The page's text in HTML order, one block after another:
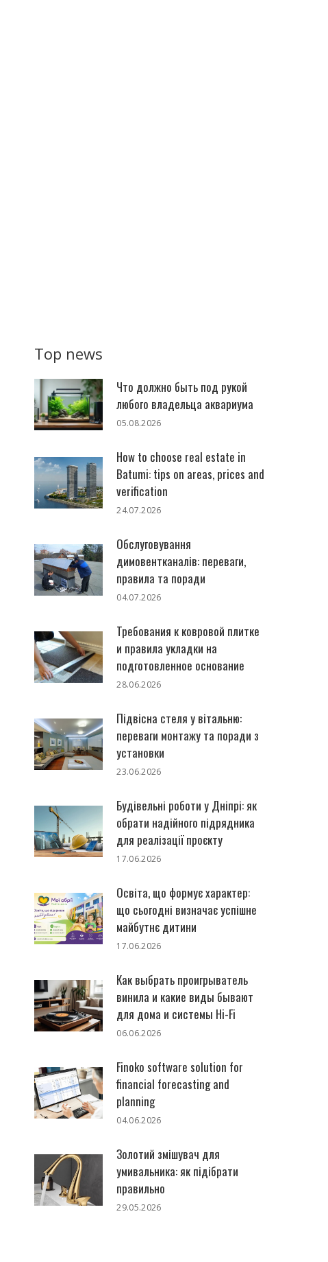
Top news
Что должно быть под рукой
любого владельца аквариума
05.08.2026
How to choose real estate in
Batumi: tips on areas, prices and
verification
24.07.2026
Обслуговування
димовентканалів: переваги,
правила та поради
04.07.2026
Требования к ковровой плитке
и правила укладки на
подготовленное основание
28.06.2026
Підвісна стеля у вітальню:
переваги монтажу та поради з
установки
23.06.2026
Будівельні роботи у Дніпрі: як
обрати надійного підрядника
для реалізації проєкту
17.06.2026
Освіта, що формує характер:
що сьогодні визначає успішне
майбутнє дитини
17.06.2026
Как выбрать проигрыватель
винила и какие виды бывают
для дома и системы Hi-Fi
06.06.2026
Finoko software solution for
financial forecasting and
planning
04.06.2026
Золотий змішувач для
умивальника: як підібрати
правильно
29.05.2026